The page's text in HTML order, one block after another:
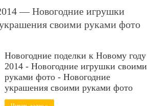
— Новогодние игрушки
своими руками фото
Новогодние поделки к Новому году
2014 - Новогодние игрушки своими
руками фото - Новогодние
украшения своими руками фото